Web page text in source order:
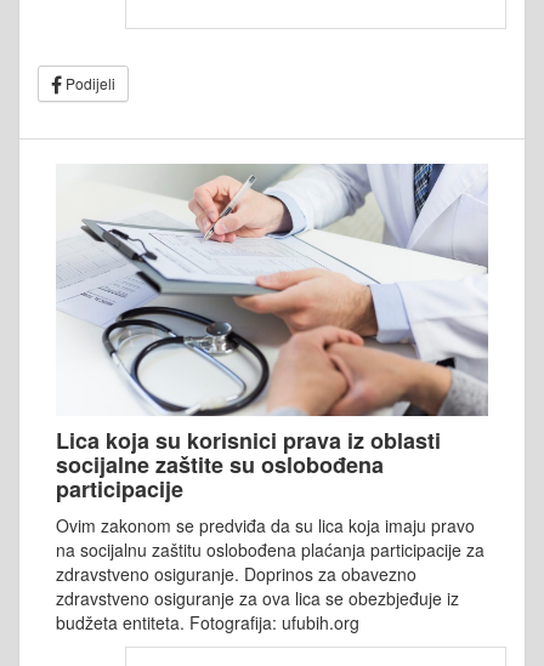
Podijeli
Lica koja su korisnici prava iz oblasti
socijalne zaštite su oslobođena
participacije
Ovim zakonom se predviđa da su lica koja imaju pravo
na socijalnu zaštitu oslobođena plaćanja participacije za
zdravstveno osiguranje. Doprinos za obavezno
zdravstveno osiguranje za ova lica se obezbjeđuje iz
budžeta entiteta. Fotografija: ufubih.org